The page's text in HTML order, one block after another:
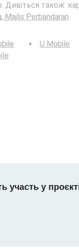
Дивіться також:
Majlis Perbandaran
U Mobile
участь у